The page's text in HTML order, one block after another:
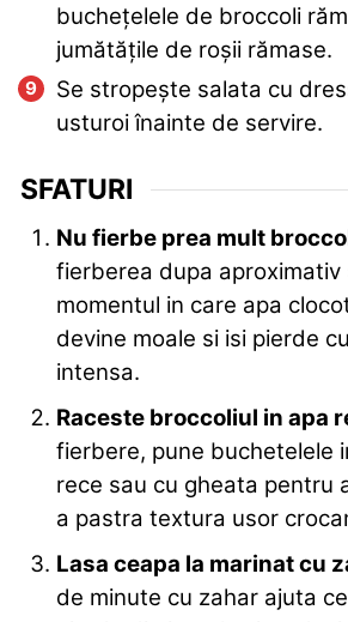
buchețelele de broccoli
jumătățile de roșii rămase.
Se stropește salata cu
usturoi înainte de servire.
SFATURI
Nu fierbe prea mult
fierberea dupa aproximativ
momentul in care apa
devine moale si isi pierde
intensa.
Raceste broccoliul in apa
fierbere, pune buchetelele
rece sau cu gheata pentru
a pastra textura usor
Lasa ceapa la marinat cu
de minute cu zahar ajuta